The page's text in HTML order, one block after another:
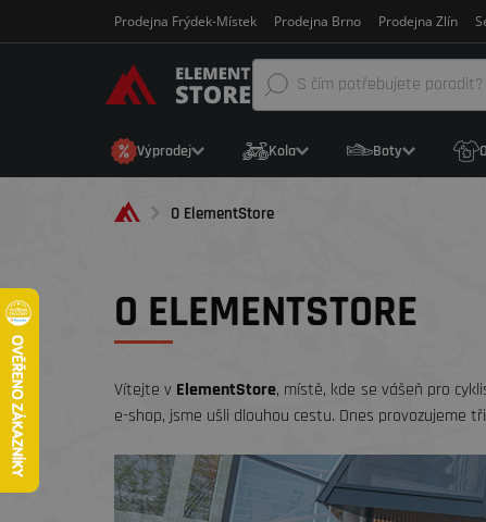
Prodejna Frýdek-Místek Prodejna Brno Prodejna Zlín
Výprodej Kola Boty
O ElementStore
O ELEMENTSTORE
Vítejte v ElementStore, místě, kde se vášeň pro
e-shop, jsme ušli dlouhou cestu. Dnes provozujeme